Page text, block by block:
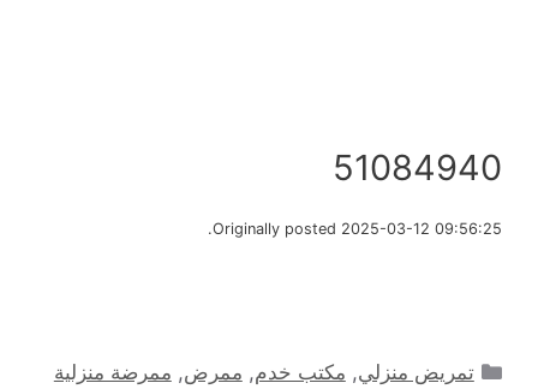
51084940
Originally posted 2025-03-12 09:56:25.
التصنيفات
تمريض منزلي, مكتب خدم, ممرض, ممرضة منزلية